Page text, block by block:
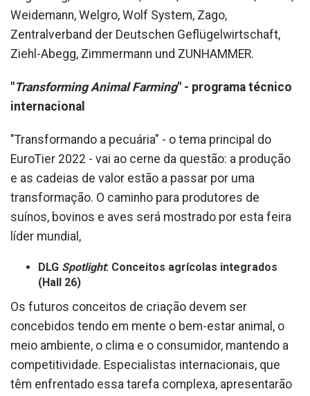
Weidemann, Welgro, Wolf System, Zago,
Zentralverband der Deutschen Geflügelwirtschaft,
Ziehl-Abegg, Zimmermann und ZUNHAMMER.
"Transforming Animal Farming" - programa técnico
internacional
"Transformando a pecuária" - o tema principal do
EuroTier 2022 - vai ao cerne da questão: a produção
e as cadeias de valor estão a passar por uma
transformação. O caminho para produtores de
suínos, bovinos e aves será mostrado por esta feira
líder mundial,
DLG Spotlight: Conceitos agrícolas integrados
(Hall 26)
Os futuros conceitos de criação devem ser
concebidos tendo em mente o bem-estar animal, o
meio ambiente, o clima e o consumidor, mantendo a
competitividade. Especialistas internacionais, que
têm enfrentado essa tarefa complexa, apresentarão